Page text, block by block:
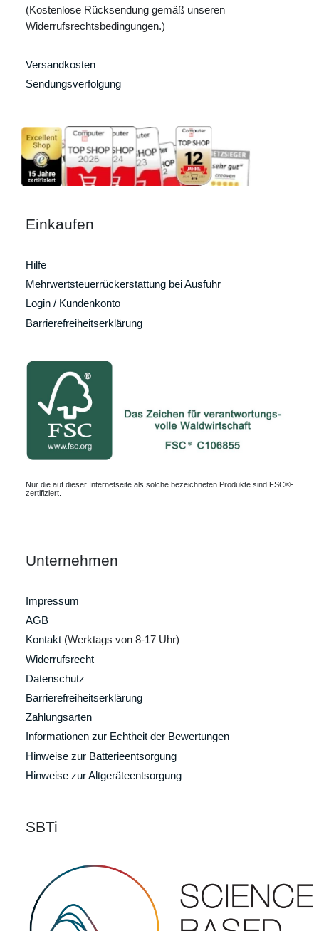
(Kostenlose Rücksendung gemäß unseren
Widerrufsrechtsbedingungen.)
Versandkosten
Sendungsverfolgung
Einkaufen
Hilfe
Mehrwertsteuerrückerstattung bei Ausfuhr
Login / Kundenkonto
Barrierefreiheitserklärung
Nur die auf dieser Internetseite als solche bezeichneten Produkte sind FSC®-
zertifiziert.
Unternehmen
Impressum
AGB
Kontakt (Werktags von 8-17 Uhr)
Widerrufsrecht
Datenschutz
Barrierefreiheitserklärung
Zahlungsarten
Informationen zur Echtheit der Bewertungen
Hinweise zur Batterieentsorgung
Hinweise zur Altgeräteentsorgung
SBTi